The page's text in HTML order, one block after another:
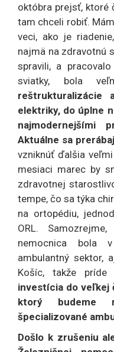
októbra prejsť, ktoré
tam chceli robiť.
veci, ako je
najmä na zdravotnú
spravili, a
sviatky, bola
reštrukturalizácie
elektriky, do úplne
najmodernejšími
Aktuálne sa
vzniknúť ďalšia
mesiaci marec by
zdravotnej
tempe, čo sa týka
na ortopédiu,
ORL.
nemocnica bola
ambulantný sektor,
Košíc, takže
investícia do veľkej
ktorý budeme
špecializované
Došlo k zrušeniu